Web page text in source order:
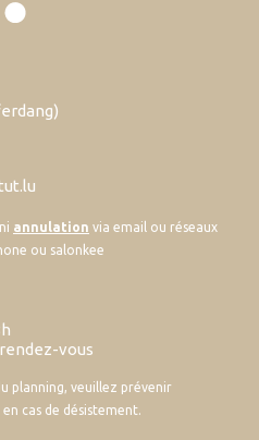
annulation via email ou réseaux
ou salonkee
vous
planning, veuillez prévenir
cas de désistement.